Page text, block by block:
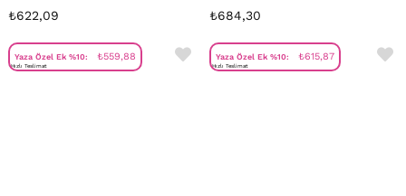
₺622,09
Yaza Özel Ek %10: ₺559,88
Hızlı Teslimat
₺684,30
Yaza Özel Ek %10: ₺615,87
Hızlı Teslimat